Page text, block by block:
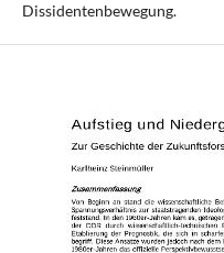
Dissidentenbewegung.